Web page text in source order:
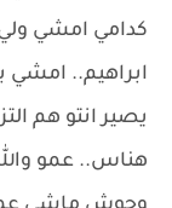
كدامي امشي
ابراهيم.. امشي
يصير انتو هم
هناس.. عمو